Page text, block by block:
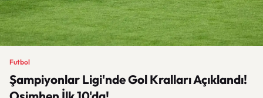
Futbol
Şampiyonlar Ligi'nde Gol Kralları Açıklandı!